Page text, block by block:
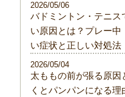
バドミントン・テニス
い原因とは？プレー中
い症状と正しい対処法
2026/05/06
太ももの前が張る原因
くとパンパンになる理
2026/05/04